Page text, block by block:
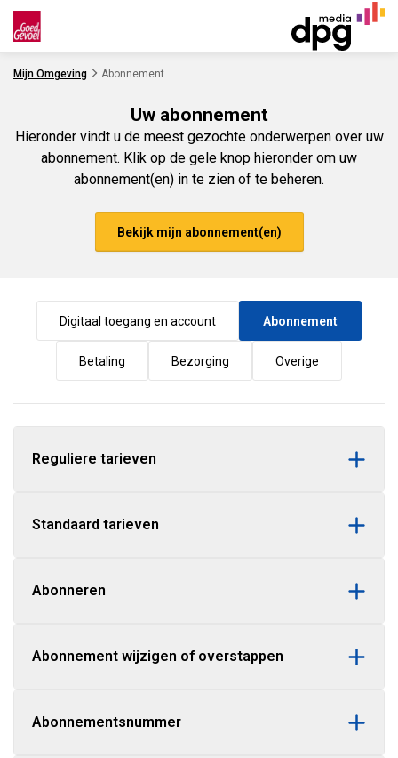
Ga naar de inhoud
Mijn Omgeving Abonnement
Uw abonnement
Hieronder vindt u de meest gezochte onderwerpen over uw
abonnement. Klik op de gele knop hieronder om uw
abonnement(en) in te zien of te beheren.
Bekijk mijn abonnement(en)
Digitaal toegang en account Abonnement
Betaling Bezorging Overige
Reguliere tarieven
Standaard tarieven
Abonneren
Abonnement wijzigen of overstappen
Abonnementsnummer